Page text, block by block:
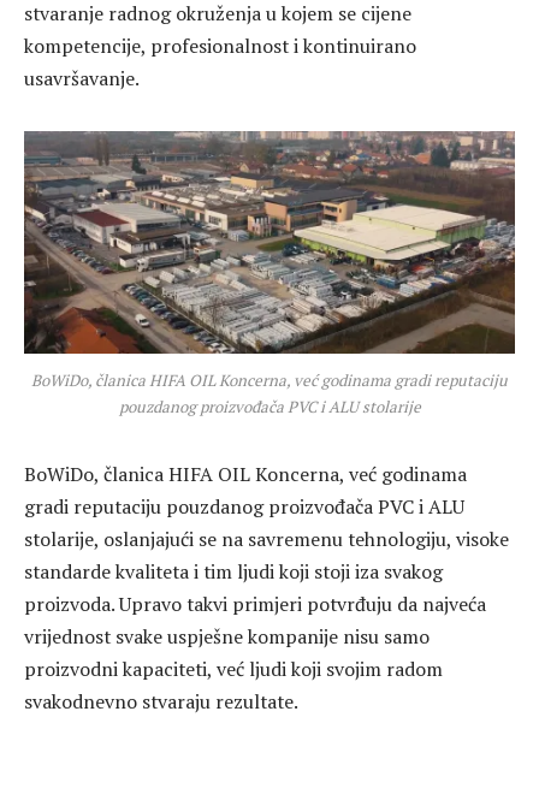
stvaranje radnog okruženja u kojem se cijene
kompetencije, profesionalnost i kontinuirano
usavršavanje.
BoWiDo, članica HIFA OIL Koncerna, već godinama gradi reputaciju
pouzdanog proizvođača PVC i ALU stolarije
BoWiDo, članica HIFA OIL Koncerna, već godinama
gradi reputaciju pouzdanog proizvođača PVC i ALU
stolarije, oslanjajući se na savremenu tehnologiju, visoke
standarde kvaliteta i tim ljudi koji stoji iza svakog
proizvoda. Upravo takvi primjeri potvrđuju da najveća
vrijednost svake uspješne kompanije nisu samo
proizvodni kapaciteti, već ljudi koji svojim radom
svakodnevno stvaraju rezultate.